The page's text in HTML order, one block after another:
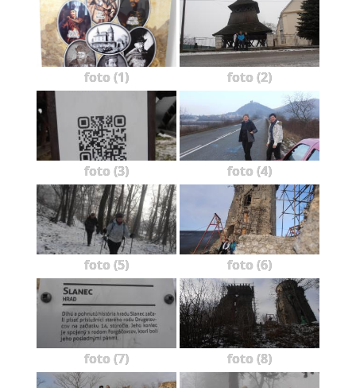
foto (1) foto (2)
foto (3) foto (4)
foto (5) foto (6)
foto (7) foto (8)